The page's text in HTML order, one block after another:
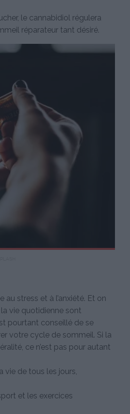
le cannabidiol régulera
réparateur tant désiré.
stress et à l’anxiété. Et on
vie quotidienne sont
pourtant conseillé de se
votre cycle de sommeil. Si la
ce n’est pas pour autant
vie de tous les jours,
et les exercices